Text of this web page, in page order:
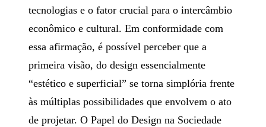
tecnologias e o fator crucial para o intercâmbio
econômico e cultural. Em conformidade com
essa afirmação, é possível perceber que a
primeira visão, do design essencialmente
“estético e superficial” se torna simplória frente
às múltiplas possibilidades que envolvem o ato
de projetar. O Papel do Design na Sociedade